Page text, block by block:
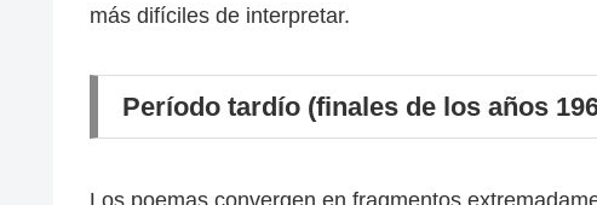
más difíciles de interpretar.
Período tardío (finales de los años